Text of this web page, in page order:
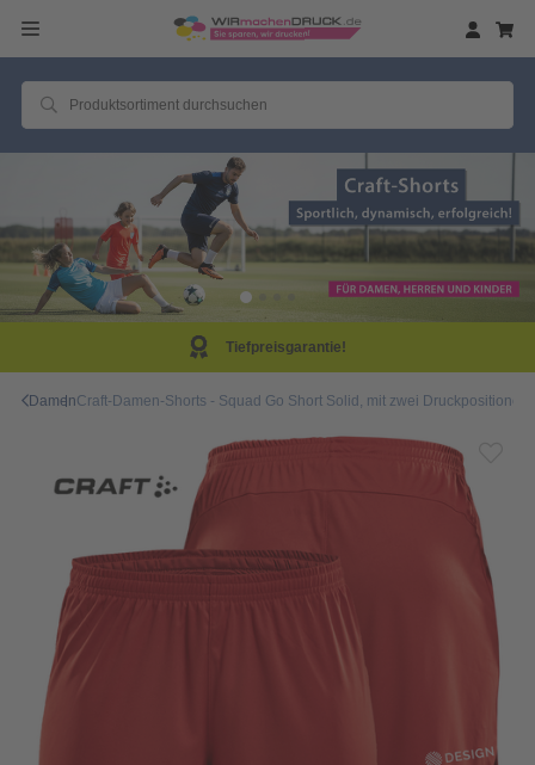
DamenCraft-Damen-Shorts - Squad Go Short Solid, mit zwei Druckpositionen